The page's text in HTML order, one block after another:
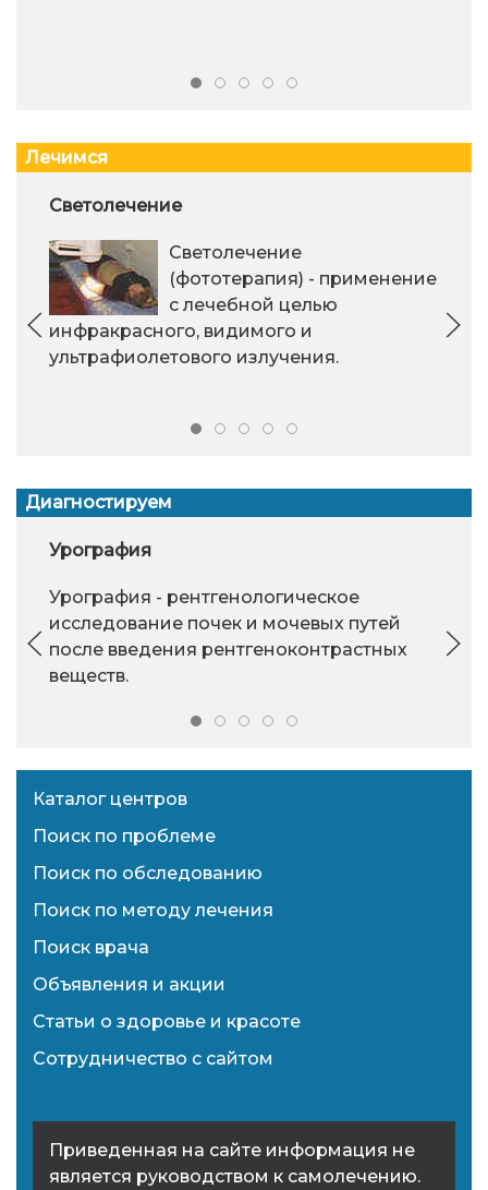
Лечимся
Светолечение
Светолечение
(фототерапия) - применение
с лечебной целью
инфракрасного, видимого и
ультрафиолетового излучения.
Диагностируем
Урография
Урография - рентгенологическое
исследование почек и мочевых путей
после введения рентгеноконтрастных
веществ.
Каталог центров
Поиск по проблеме
Поиск по обследованию
Поиск по методу лечения
Поиск врача
Объявления и акции
Статьи о здоровье и красоте
Сотрудничество с сайтом
Приведенная на сайте информация не
является руководством к самолечению.